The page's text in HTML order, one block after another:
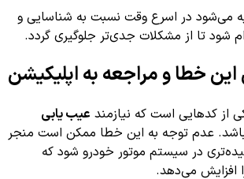
می‌شود در اسرع وقت نسبت به شناسایی و
شود تا از مشکلات جدی‌تر جلوگیری گردد.
خطا و مراجعه به اپلیکیشن
عیب یابی
عدم توجه به این خطا ممکن است منجر
در سیستم موتور خودرو شود که
افزایش می‌دهد.